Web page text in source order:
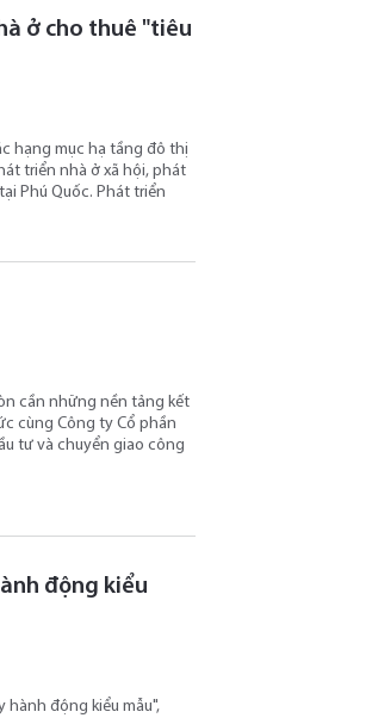
ở cho thuê "tiêu
hạng mục hạ tầng đô thị
triển nhà ở xã hội, phát
Phú Quốc. Phát triển
cần những nền tảng kết
cùng Công ty Cổ phần
tư và chuyển giao công
động kiểu
hành động kiểu mẫu",